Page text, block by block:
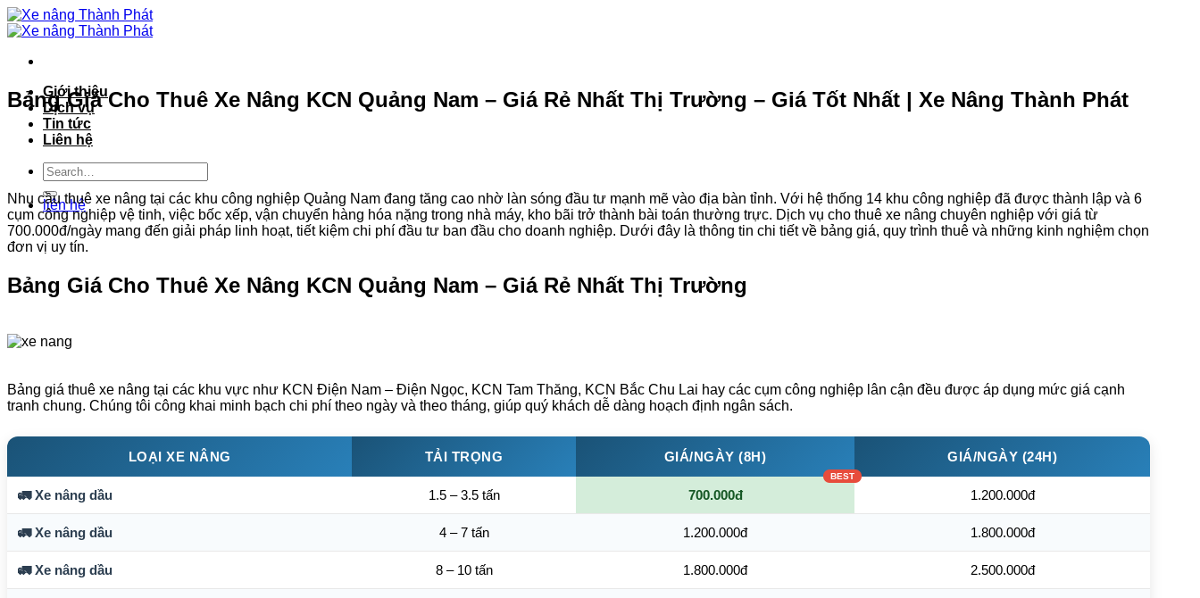
Bỏ
qua
dung
Giới thiệu
Dịch vụ
Tin tức
Liên hệ
liên hệ
Bảng Giá Cho Thuê Xe Nâng KCN Quảng Nam – Giá Rẻ Nhất Thị Trường – Giá Tốt Nhất | Xe Nâng Thành Phát
Nhu cầu thuê xe nâng tại các khu công nghiệp Quảng Nam đang tăng cao nhờ làn sóng đầu tư mạnh mẽ vào địa bàn tỉnh. Với hệ thống 14 khu công nghiệp đã được thành lập và 6
cụm công nghiệp vệ tinh, việc bốc xếp, vận chuyển hàng hóa nặng trong nhà máy, kho bãi trở thành bài toán thường trực. Dịch vụ cho thuê xe nâng chuyên nghiệp với giá từ
700.000đ/ngày mang đến giải pháp linh hoạt, tiết kiệm chi phí đầu tư ban đầu cho doanh nghiệp. Dưới đây là thông tin chi tiết về bảng giá, quy trình thuê và những kinh nghiệm chọn
đơn vị uy tín.
Bảng Giá Cho Thuê Xe Nâng KCN Quảng Nam – Giá Rẻ Nhất Thị Trường
Bảng giá thuê xe nâng tại các khu vực như KCN Điện Nam – Điện Ngọc, KCN Tam Thăng, KCN Bắc Chu Lai hay các cụm công nghiệp lân cận đều được áp dụng mức giá cạnh
tranh chung. Chúng tôi công khai minh bạch chi phí theo ngày và theo tháng, giúp quý khách dễ dàng hoạch định ngân sách.
LOẠI XE NÂNG TẢI TRỌNG GIÁ/NGÀY (8H) GIÁ/NGÀY (24H)
🚛 Xe nâng dầu 1.5 – 3.5 tấn 700.000đ 1.200.000đ
🚛 Xe nâng dầu 4 – 7 tấn 1.200.000đ 1.800.000đ
🚛 Xe nâng dầu 8 – 10 tấn 1.800.000đ 2.500.000đ